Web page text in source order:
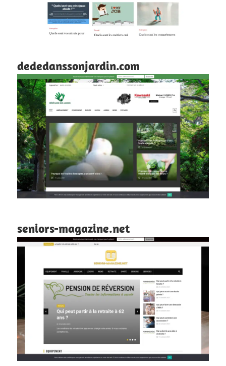
dededanssonjardin.com
seniors-magazine.net